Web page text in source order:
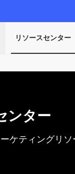
リソースセンター
ンター
ケティングリ